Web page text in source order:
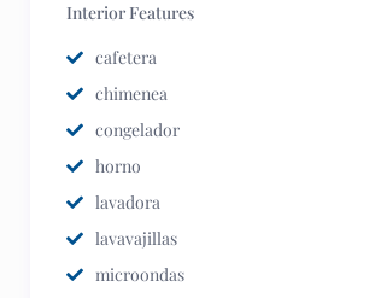
Interior Features
cafetera
chimenea
congelador
horno
lavadora
lavavajillas
microondas